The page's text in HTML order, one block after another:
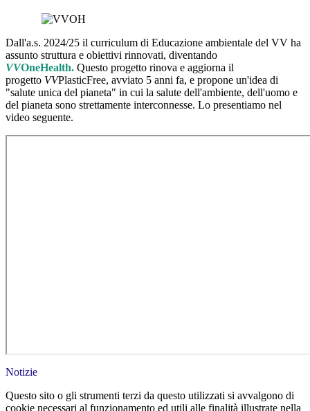
Dall'a.s. 2024/25 il curriculum di Educazione ambientale del VV ha
assunto struttura e obiettivi rinnovati, diventando
VVOneHealth. Questo progetto rinova e aggiorna il
progetto VVPlasticFree, avviato 5 anni fa, e propone un'idea di
"salute unica del pianeta" in cui la salute dell'ambiente, dell'uomo e
del pianeta sono strettamente interconnesse. Lo presentiamo nel
video seguente.
Notizie
Questo sito o gli strumenti terzi da questo utilizzati si avvalgono di
cookie necessari al funzionamento ed utili alle finalità illustrate nella